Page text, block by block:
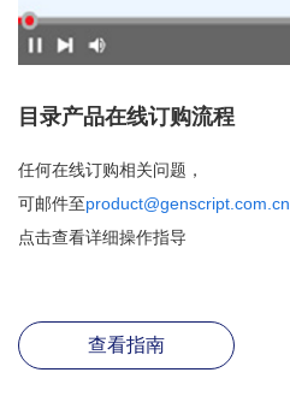
目录产品在线订购流程
任何在线订购相关问题，
可邮件至product@genscript.com.cn
点击查看详细操作指导
查看指南